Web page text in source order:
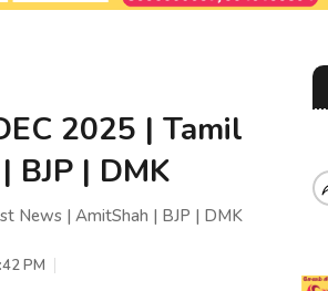
2025 | Tamil
BJP | DMK
News | AmitShah | BJP | DMK
PM